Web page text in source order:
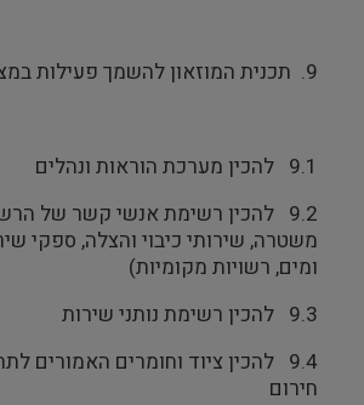
9. תכנית המוזאון להשמך פעילות במצבי חירום:
9.1 להכין מערכת הוראות ונהלים
9.2 להכין רשימת אנשי קשר של
משטרה, שירותי כיבוי והצלה, ספקי
ומים, רשויות מקומיות)
9.3 להכין רשימת נותני שירות
9.4 להכין ציוד וחומרים האמורים
חירום